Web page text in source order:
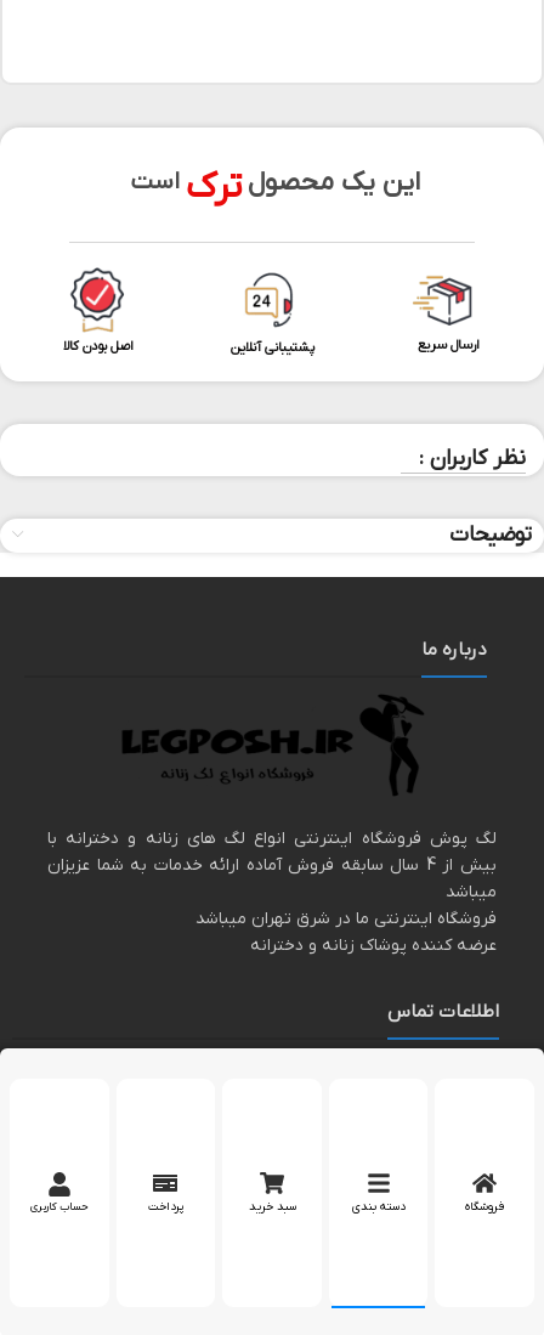
این یک محصول ترک است
ارسال سریع پشتیبانی آنلاین اصل بودن کالا
نظر کاربران :
توضیحات
درباره ما
لگ پوش فروشگاه اینترنتی انواع لگ های زنانه و دخترانه با
بیش از 4 سال سابقه فروش آماده ارائه خدمات به شما عزیزان
میباشد
فروشگاه اینترنتی ما در شرق تهران میباشد
عرضه کننده پوشاک زنانه و دخترانه
اطلاعات تماس
فروشگاه دسته بندی سبد خرید پرداخت حساب کاربری